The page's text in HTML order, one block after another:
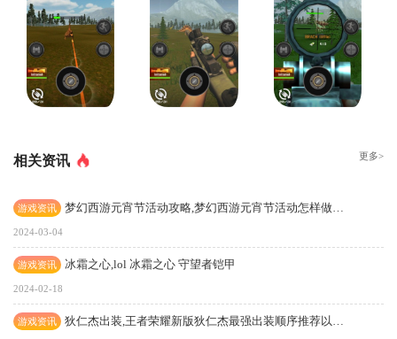
相关资讯 更多>
游戏资讯 梦幻西游元宵节活动攻略,梦幻西游元宵节活动怎样做#24
2024-03-04
游戏资讯 冰霜之心,lol 冰霜之心 守望者铠甲
2024-02-18
游戏资讯 狄仁杰出装,王者荣耀新版狄仁杰最强出装顺序推荐以及思路解析